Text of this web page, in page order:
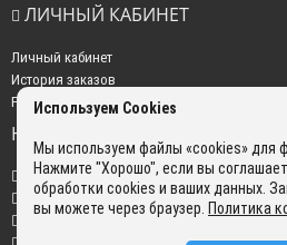
ЛИЧНЫЙ КАБИНЕТ
Личный кабинет
История заказов
Рассылка новостей
НАШИ КОНТАКТЫ
+7 (499) 350-22-51
sales@gokyo.ru
пн. - пт. : с 10:00 до 18:00 сб. c 10:00 до
Используем Cookies
Мы используем файлы «cookies» для
Нажмите "Хорошо", если вы
обработки cookies и ваших данных.
вы можете через браузер. Политика